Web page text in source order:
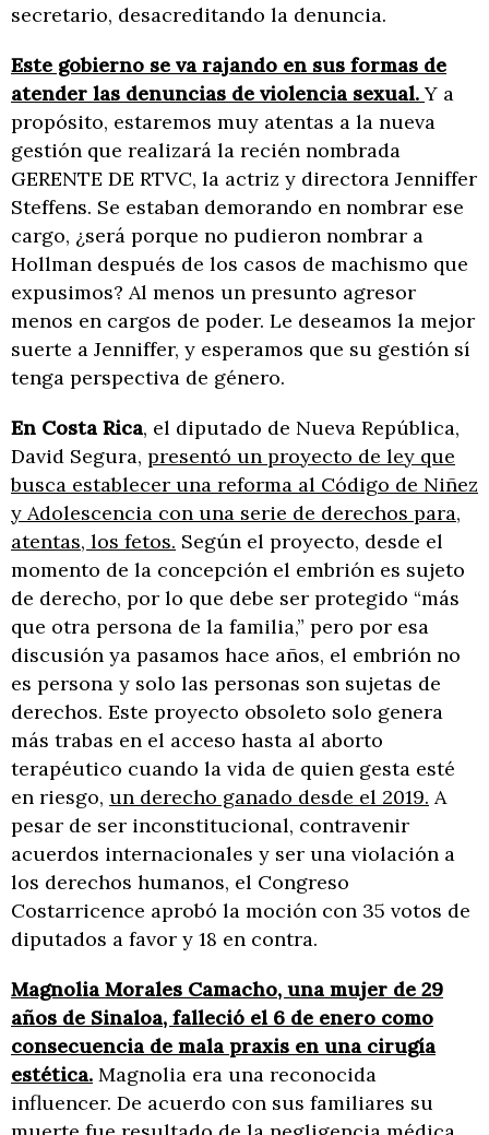
secretario, desacreditando la denuncia.
Este gobierno se va rajando en sus formas de
atender las denuncias de violencia sexual.Y a
propósito, estaremos muy atentas a la nueva
gestión que realizará la recién nombrada
GERENTE DE RTVC, la actriz y directora Jenniffer
Steffens. Se estaban demorando en nombrar ese
cargo, ¿será porque no pudieron nombrar a
Hollman después de los casos de machismo que
expusimos? Al menos un presunto agresor
menos en cargos de poder. Le deseamos la mejor
suerte a Jenniffer, y esperamos que su gestión sí
tenga perspectiva de género.
En Costa Rica, el diputado de Nueva República,
David Segura, presentó un proyecto de ley que
busca establecer una reforma al Código de Niñez
y Adolescencia con una serie de derechos para,
atentas, los fetos. Según el proyecto, desde el
momento de la concepción el embrión es sujeto
de derecho, por lo que debe ser protegido “más
que otra persona de la familia,” pero por esa
discusión ya pasamos hace años, el embrión no
es persona y solo las personas son sujetas de
derechos. Este proyecto obsoleto solo genera
más trabas en el acceso hasta al aborto
terapéutico cuando la vida de quien gesta esté
en riesgo, un derecho ganado desde el 2019. A
pesar de ser inconstitucional, contravenir
acuerdos internacionales y ser una violación a
los derechos humanos, el Congreso
Costarricence aprobó la moción con 35 votos de
diputados a favor y 18 en contra.
Magnolia Morales Camacho, una mujer de 29
años de Sinaloa, falleció el 6 de enero como
consecuencia de mala praxis en una cirugía
estética. Magnolia era una reconocida
influencer. De acuerdo con sus familiares su